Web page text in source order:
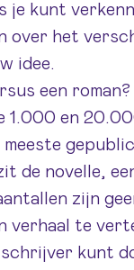
je kunt
over het
idee.
een roman?
1.000 en
de novelle,
zijn
verhaal te
kunt